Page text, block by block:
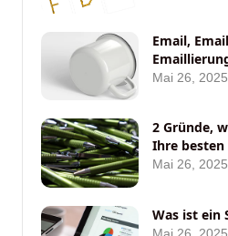
Email,
eigentlich?
Mai 26, 2025
2 Gründe,
Ihre
auf Messen
Mai 26, 2025
Was ist ein
Mai 26, 2025